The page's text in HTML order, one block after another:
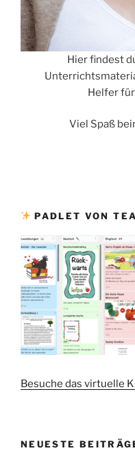
Hier findest
Helfer
Viel Spaß
PADLET VON
Besuche das virtuelle
NEUESTE